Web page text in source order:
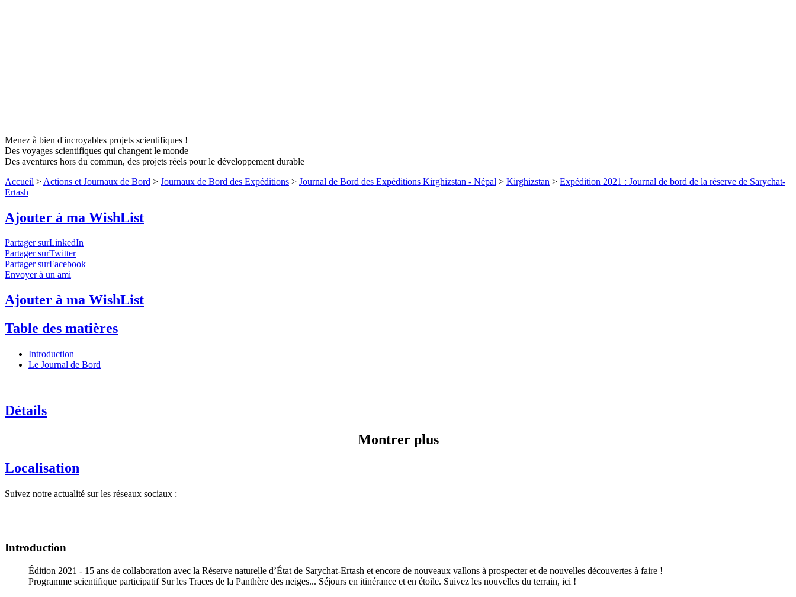
Menez à bien d'incroyables projets scientifiques !
Des voyages scientifiques qui changent le monde
Des aventures hors du commun, des projets réels pour le développement durable
Accueil > Actions et Journaux de Bord > Journaux de Bord des Expéditions > Journal de Bord des Expéditions Kirghizstan - Népal > Kirghizstan > Expédition 2021 : Journal de bord de la réserve de Sarychat-
Ertash
Ajouter à ma WishList
Partager surLinkedIn
Partager surTwitter
Partager surFacebook
Envoyer à un ami
Ajouter à ma WishList
Table des matières
Introduction
Le Journal de Bord
Détails
Montrer plus
Localisation
Suivez notre actualité sur les réseaux sociaux :
Introduction
Édition 2021 - 15 ans de collaboration avec la Réserve naturelle d’État de Sarychat-Ertash et encore de nouveaux vallons à prospecter et de nouvelles découvertes à faire !
Programme scientifique participatif Sur les Traces de la Panthère des neiges... Séjours en itinérance et en étoile. Suivez les nouvelles du terrain, ici !